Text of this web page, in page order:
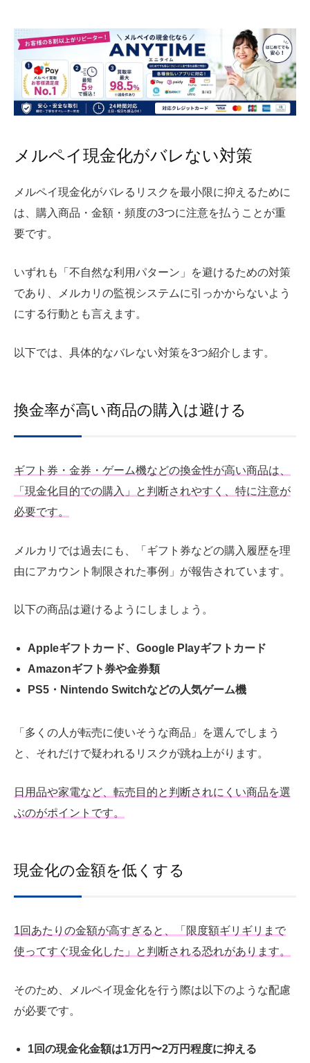
メルペイ現金化がバレない対策
メルペイ現金化がバレるリスクを最小限に抑えるために
は、購入商品・金額・頻度の3つに注意を払うことが重
要です。
いずれも「不自然な利用パターン」を避けるための対策
であり、メルカリの監視システムに引っかからないよう
にする行動とも言えます。
以下では、具体的なバレない対策を3つ紹介します。
換金率が高い商品の購入は避ける
ギフト券・金券・ゲーム機などの換金性が高い商品は、
「現金化目的での購入」と判断されやすく、特に注意が
必要です。
メルカリでは過去にも、「ギフト券などの購入履歴を理
由にアカウント制限された事例」が報告されています。
以下の商品は避けるようにしましょう。
Appleギフトカード、Google Playギフトカード
Amazonギフト券や金券類
PS5・Nintendo Switchなどの人気ゲーム機
「多くの人が転売に使いそうな商品」を選んでしまう
と、それだけで疑われるリスクが跳ね上がります。
日用品や家電など、転売目的と判断されにくい商品を選
ぶのがポイントです。
現金化の金額を低くする
1回あたりの金額が高すぎると、「限度額ギリギリまで
使ってすぐ現金化した」と判断される恐れがあります。
そのため、メルペイ現金化を行う際は以下のような配慮
が必要です。
1回の現金化金額は1万円〜2万円程度に抑える